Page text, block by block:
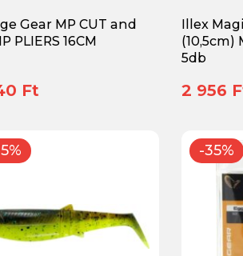
Gear MP CUT and
PLIERS 16CM
Ft
Illex
(10,5cm)
5db
2 956
-35%